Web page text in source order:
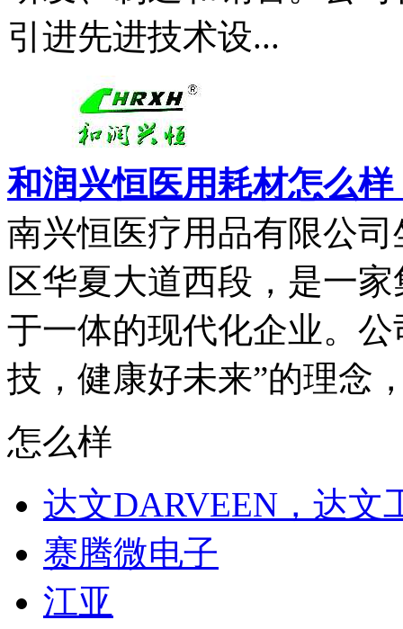
引进先进技术设...
和润兴恒医用耗材怎么
南兴恒医疗用品有限公
区华夏大道西段，是一
于一体的现代化企业。
技，健康好未来”的理念
怎么样
达文DARVEEN，达文
赛腾微电子
江亚